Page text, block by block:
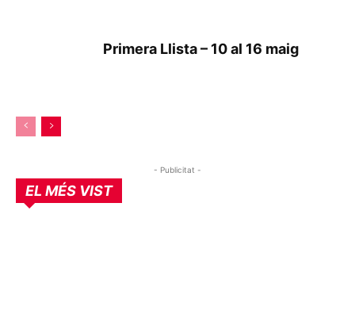
Primera Llista – 10 al 16 maig
- Publicitat -
EL MÉS VIST